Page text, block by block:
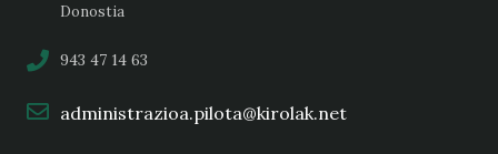
Donostia
943 47 14 63
administrazioa.pilota@kirolak.net